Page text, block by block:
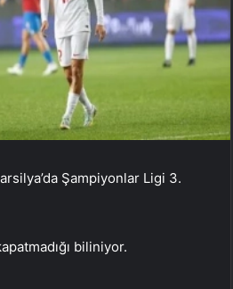
Şampiyonlar Ligi 3.
biliniyor.